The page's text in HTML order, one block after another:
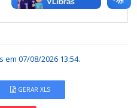
em 07/08/2026 13:54.
GERAR XLS